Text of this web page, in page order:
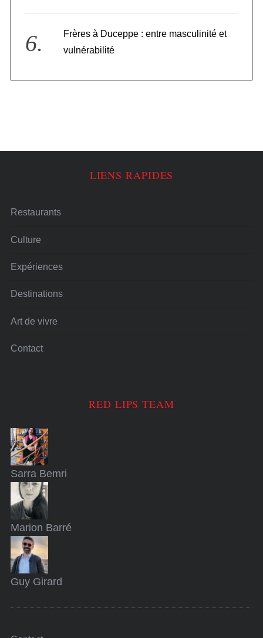
Frères à Duceppe : entre masculinité et
vulnérabilité
LIENS RAPIDES
Restaurants
Culture
Expériences
Destinations
Art de vivre
Contact
RED LIPS TEAM
Sarra Bemri
Marion Barré
Guy Girard